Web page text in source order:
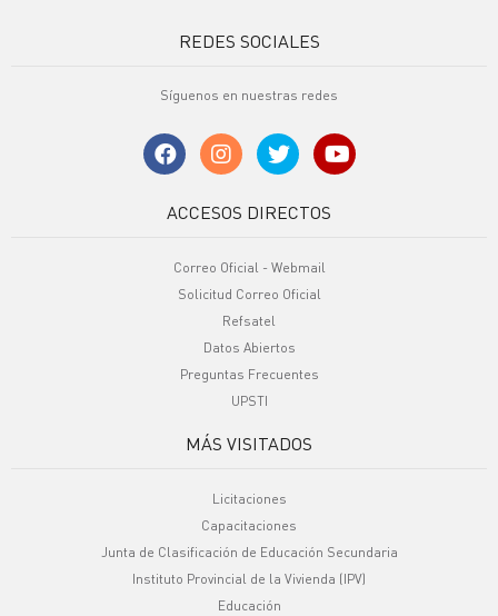
REDES SOCIALES
Síguenos en nuestras redes
ACCESOS DIRECTOS
Correo Oficial - Webmail
Solicitud Correo Oficial
Refsatel
Datos Abiertos
Preguntas Frecuentes
UPSTI
MÁS VISITADOS
Licitaciones
Capacitaciones
Junta de Clasificación de Educación Secundaria
Instituto Provincial de la Vivienda (IPV)
Educación